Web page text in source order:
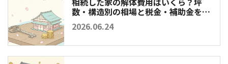
数・構造別の相場と税金・補助金を徹
底解説
2026.06.24